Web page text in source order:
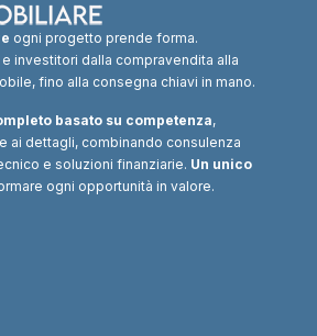
ogni progetto prende forma.
investitori dalla compravendita alla
fino alla consegna chiavi in mano.
basato su competenza,
ai dettagli, combinando consulenza
e soluzioni finanziarie. Un unico
ogni opportunità in valore.